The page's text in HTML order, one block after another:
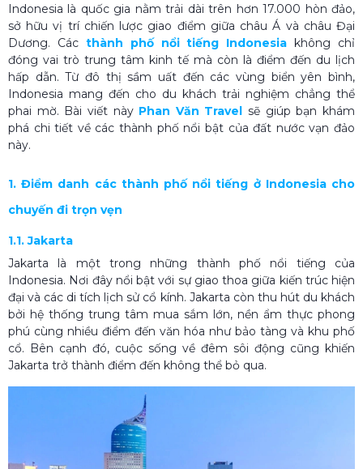
Indonesia là quốc gia nằm trải dài trên hơn 17.000 hòn đảo,
sở hữu vị trí chiến lược giao điểm giữa châu Á và châu Đại
Dương. Các thành phố nổi tiếng Indonesia không chỉ
đóng vai trò trung tâm kinh tế mà còn là điểm đến du lịch
hấp dẫn. Từ đô thị sầm uất đến các vùng biển yên bình,
Indonesia mang đến cho du khách trải nghiệm chẳng thể
phai mờ. Bài viết này Phan Văn Travel sẽ giúp bạn khám
phá chi tiết về các thành phố nổi bật của đất nước vạn đảo
này.
1. Điểm danh các thành phố nổi tiếng ở Indonesia cho
chuyến đi trọn vẹn
1.1. Jakarta
Jakarta là một trong những thành phố nổi tiếng của
Indonesia. Nơi đây nổi bật với sự giao thoa giữa kiến trúc hiện
đại và các di tích lịch sử cổ kính. Jakarta còn thu hút du khách
bởi hệ thống trung tâm mua sắm lớn, nền ẩm thực phong
phú cùng nhiều điểm đến văn hóa như bảo tàng và khu phố
cổ. Bên cạnh đó, cuộc sống về đêm sôi động cũng khiến
Jakarta trở thành điểm đến không thể bỏ qua.